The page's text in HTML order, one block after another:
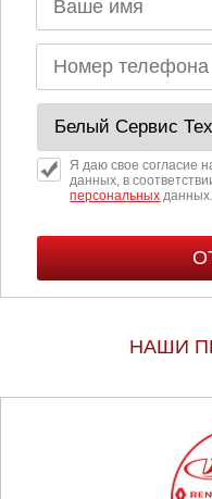
Я даю свое согласие
данных, в
персональных данных.
НАШИ